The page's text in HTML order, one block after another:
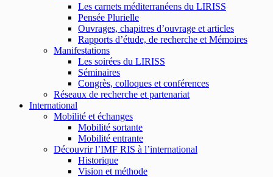
Les carnets méditerranéens du LIRISS
Pensée Plurielle
Ouvrages, chapitres d’ouvrage et articles
Rapports d’étude, de recherche et Mémoires
Manifestations
Les soirées du LIRISS
Séminaires
Congrès, colloques et conférences
Réseaux de recherche et partenariat
International
Mobilité et échanges
Mobilité sortante
Mobilité entrante
Découvrir l’IMF RIS à l’international
Historique
Vision et méthode